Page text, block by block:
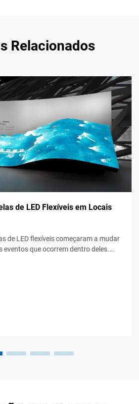
Relacionados
de LED Flexíveis em Locais
de LED flexíveis começaram a mudar
eventos que ocorrem dentro deles.